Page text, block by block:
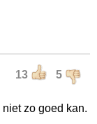
13 5
zo goed kan.